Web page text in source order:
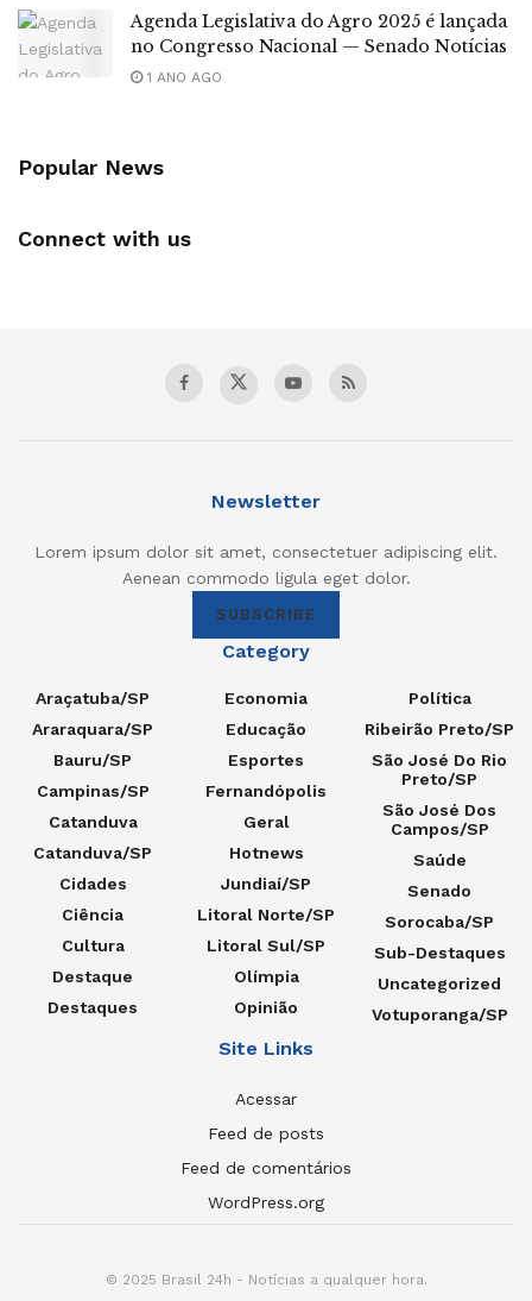
Agenda Legislativa do Agro 2025 é lançada
no Congresso Nacional — Senado Notícias
1 ANO AGO
Popular News
Connect with us
Newsletter
Lorem ipsum dolor sit amet, consectetuer adipiscing elit.
Aenean commodo ligula eget dolor.
SUBSCRIBE
Category
Araçatuba/SP
Araraquara/SP
Bauru/SP
Campinas/SP
Catanduva
Catanduva/SP
Cidades
Ciência
Cultura
Destaque
Destaques
Economia
Educação
Esportes
Fernandópolis
Geral
Hotnews
Jundiaí/SP
Litoral Norte/SP
Litoral Sul/SP
Olímpia
Opinião
Política
Ribeirão Preto/SP
São José Do Rio
Preto/SP
São José Dos
Campos/SP
Saúde
Senado
Sorocaba/SP
Sub-Destaques
Uncategorized
Votuporanga/SP
Site Links
Acessar
Feed de posts
Feed de comentários
WordPress.org
© 2025 Brasil 24h - Notícias a qualquer hora.